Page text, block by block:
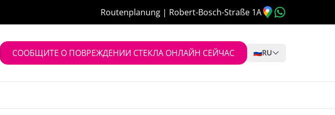
Routenplanung | Robert-Bosch-Straße 1A
СООБЩИТЕ О ПОВРЕЖДЕНИИ СТЕКЛА ОНЛАЙН СЕЙЧАС 🇷🇺RU